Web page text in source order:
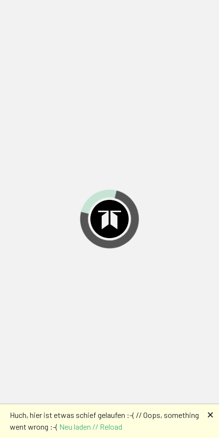
Huch, hier ist etwas schief gelaufen :-( // Oops, something
went wrong :-( Neu laden // Reload
🗙